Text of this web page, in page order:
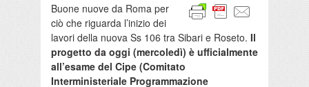
Buone nuove da Roma per
ciò che riguarda l’inizio dei
lavori della nuova Ss 106 tra Sibari e Roseto. Il
progetto da oggi (mercoledì) è ufficialmente
all’esame del Cipe (Comitato
Interministeriale Programmazione